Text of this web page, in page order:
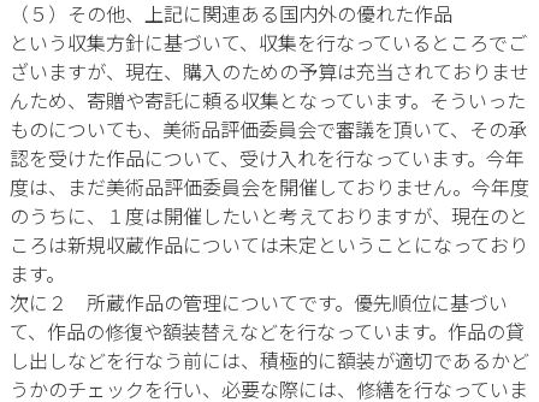
（５）その他、上記に関連ある国内外の優れた作品
という収集方針に基づいて、収集を行なっているところでご
ざいますが、現在、購入のための予算は充当されておりませ
んため、寄贈や寄託に頼る収集となっています。そういった
ものについても、美術品評価委員会で審議を頂いて、その承
認を受けた作品について、受け入れを行なっています。今年
度は、まだ美術品評価委員会を開催しておりません。今年度
のうちに、１度は開催したいと考えておりますが、現在のと
ころは新規収蔵作品については未定ということになっており
ます。
次に２ 所蔵作品の管理についてです。優先順位に基づい
て、作品の修復や額装替えなどを行なっています。作品の貸
し出しなどを行なう前には、積極的に額装が適切であるかど
うかのチェックを行い、必要な際には、修繕を行なっていま